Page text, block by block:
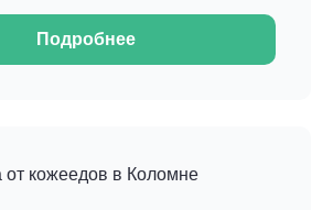
Подробнее